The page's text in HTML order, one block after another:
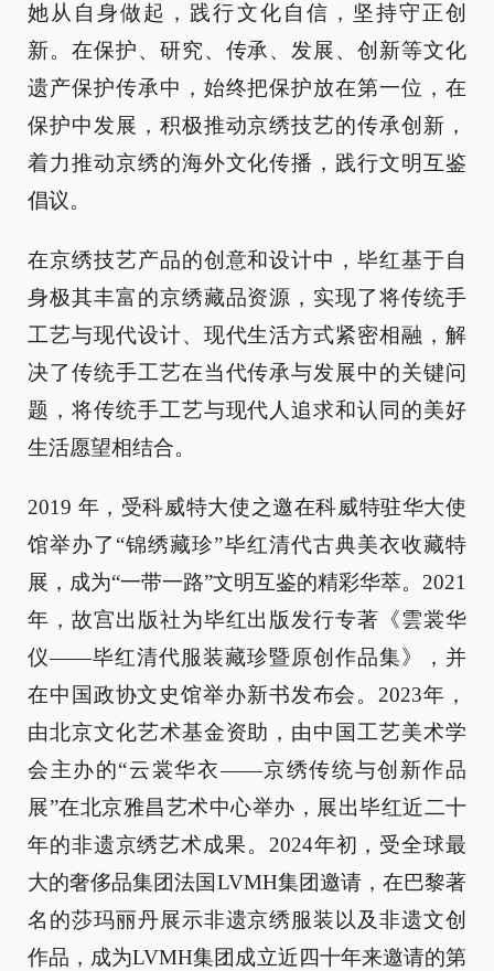
她从自身做起，践行文化自信，坚持守正创
新。在保护、研究、传承、发展、创新等文化
遗产保护传承中，始终把保护放在第一位，在
保护中发展，积极推动京绣技艺的传承创新，
着力推动京绣的海外文化传播，践行文明互鉴
倡议。
在京绣技艺产品的创意和设计中，毕红基于自
身极其丰富的京绣藏品资源，实现了将传统手
工艺与现代设计、现代生活方式紧密相融，解
决了传统手工艺在当代传承与发展中的关键问
题，将传统手工艺与现代人追求和认同的美好
生活愿望相结合。
2019 年，受科威特大使之邀在科威特驻华大使
馆举办了“锦绣藏珍”毕红清代古典美衣收藏特
展，成为“一带一路”文明互鉴的精彩华萃。2021
年，故宫出版社为毕红出版发行专著《雲裳华
仪——毕红清代服装藏珍暨原创作品集》，并
在中国政协文史馆举办新书发布会。2023年，
由北京文化艺术基金资助，由中国工艺美术学
会主办的“云裳华衣——京绣传统与创新作品
展”在北京雅昌艺术中心举办，展出毕红近二十
年的非遗京绣艺术成果。2024年初，受全球最
大的奢侈品集团法国LVMH集团邀请，在巴黎著
名的莎玛丽丹展示非遗京绣服装以及非遗文创
作品，成为LVMH集团成立近四十年来邀请的第